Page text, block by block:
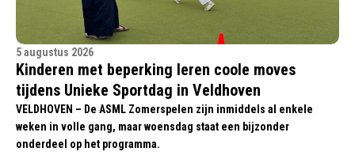
5 augustus 2026
Kinderen met beperking leren coole moves
tijdens Unieke Sportdag in Veldhoven
VELDHOVEN – De ASML Zomerspelen zijn inmiddels al enkele
weken in volle gang, maar woensdag staat een bijzonder
onderdeel op het programma.